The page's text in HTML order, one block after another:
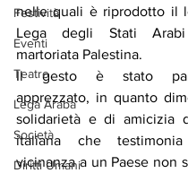
Festività
Eventi
Teatro
Lega Araba
Società
Diritti Umani
nelle quali è riprodotto il
Lega degli Stati
martoriata Palestina.
Il gesto è stato
apprezzato, in quanto
solidarietà e di amicizia
italiana che
vicinanza a un Paese non